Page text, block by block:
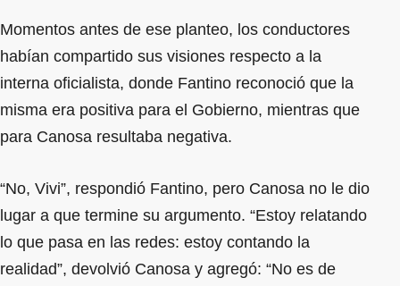
Momentos antes de ese planteo, los conductores
habían compartido sus visiones respecto a la
interna oficialista, donde Fantino reconoció que la
misma era positiva para el Gobierno, mientras que
para Canosa resultaba negativa.
“No, Vivi”, respondió Fantino, pero Canosa no le dio
lugar a que termine su argumento. “Estoy relatando
lo que pasa en las redes: estoy contando la
realidad”, devolvió Canosa y agregó: “No es de